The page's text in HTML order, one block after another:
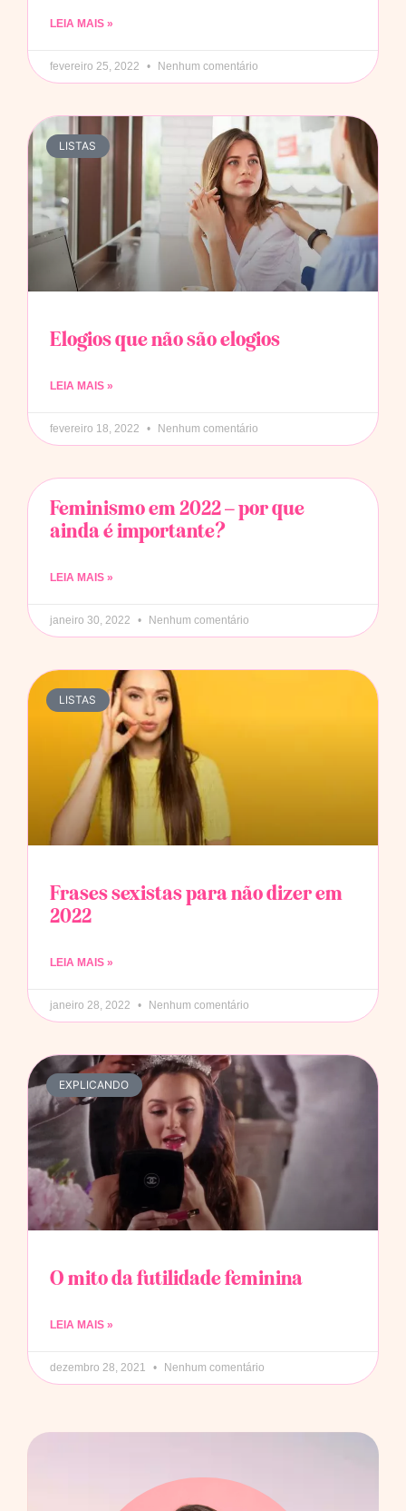
LEIA MAIS »
fevereiro 25, 2022 Nenhum comentário
LISTAS
Elogios que não são elogios
LEIA MAIS »
fevereiro 18, 2022 Nenhum comentário
Feminismo em 2022 – por que
ainda é importante?
LEIA MAIS »
janeiro 30, 2022 Nenhum comentário
LISTAS
Frases sexistas para não dizer em
2022
LEIA MAIS »
janeiro 28, 2022 Nenhum comentário
EXPLICANDO
O mito da futilidade feminina
LEIA MAIS »
dezembro 28, 2021 Nenhum comentário